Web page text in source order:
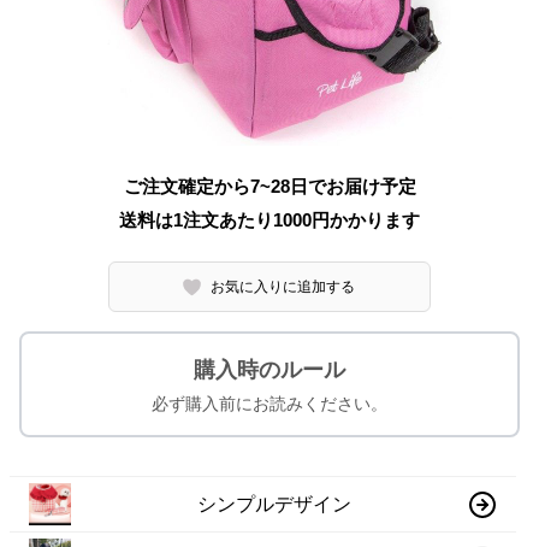
ご注文確定から7~28日でお届け予定
送料は1注文あたり 1000円かかります
お気に入りに追加する
購入時のルール
必ず購入前にお読みください。
シンプルデザイン